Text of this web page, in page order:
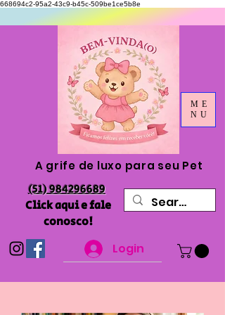
668694c2-95a2-43c9-b45c-509be1ce5b8e
A grife de luxo para seu Pet
(51) 984296689
Click aqui e fale
conosco!
Login
ME
NU